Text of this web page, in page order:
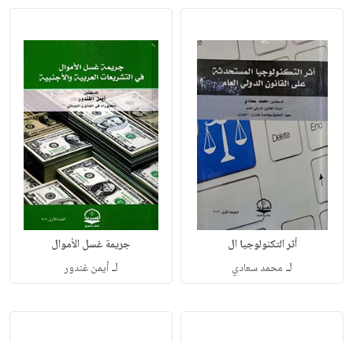
أثر التكنولوجيا ال
لـ محمد سعادي
جريمة غسل الأموال
لـأيمن غندور